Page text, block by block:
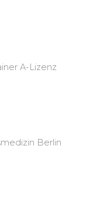
A-Lizenz
Berlin